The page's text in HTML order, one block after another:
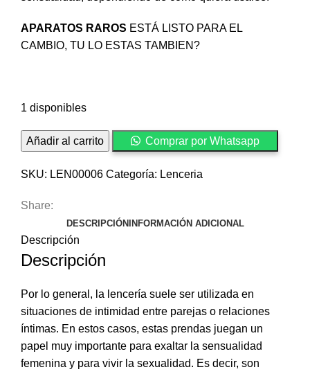
APARATOS RAROS ESTÁ LISTO PARA EL
CAMBIO, TU LO ESTAS TAMBIEN?
1 disponibles
Lencería
sexy
mujer,
erótico
minimalista,
ajustado,
con
guantes
cantidad
Añadir al carrito Comprar por Whatsapp
SKU: LEN00006 Categoría: Lenceria
Share:
DESCRIPCIÓN INFORMACIÓN ADICIONAL
Descripción
Descripción
Por lo general, la lencería suele ser utilizada en
situaciones de intimidad entre parejas o relaciones
íntimas. En estos casos, estas prendas juegan un
papel muy importante para exaltar la sensualidad
femenina y para vivir la sexualidad. Es decir, son